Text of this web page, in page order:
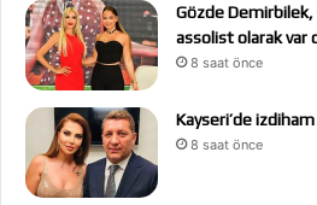
Gözde Demirbilek,
assolist olarak var
8 saat önce
Kayseri’de
8 saat önce